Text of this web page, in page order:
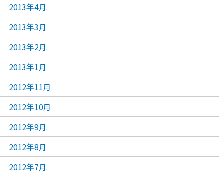
2013年4月
2013年3月
2013年2月
2013年1月
2012年11月
2012年10月
2012年9月
2012年8月
2012年7月